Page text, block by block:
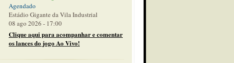
Agendado
Estádio Gigante da Vila Industrial
08 ago 2026 - 17:00
Clique aqui para acompanhar e comentar
os lances do jogo Ao Vivo!